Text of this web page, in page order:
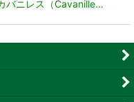
バニレス（Cavanille…